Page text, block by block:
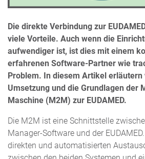
Die direkte Verbindung zur
viele Vorteile. Auch wenn die
aufwendiger ist, ist dies mit einem
erfahrenen Software-Partner wie
Problem. In diesem Artikel
Umsetzung und die Grundlagen der
Maschine (M2M) zur EUDAMED.
Die M2M ist eine Schnittstelle
Manager-Software und der
direkten und automatisierten